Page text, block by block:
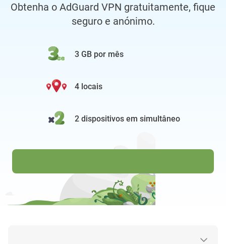
Obtenha o AdGuard VPN gratuitamente, fique
seguro e anónimo.
3 GB por mês
4 locais
2 dispositivos em simultâneo